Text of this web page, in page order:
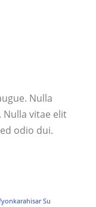
Nulla
vitae elit
odio dui.
Su